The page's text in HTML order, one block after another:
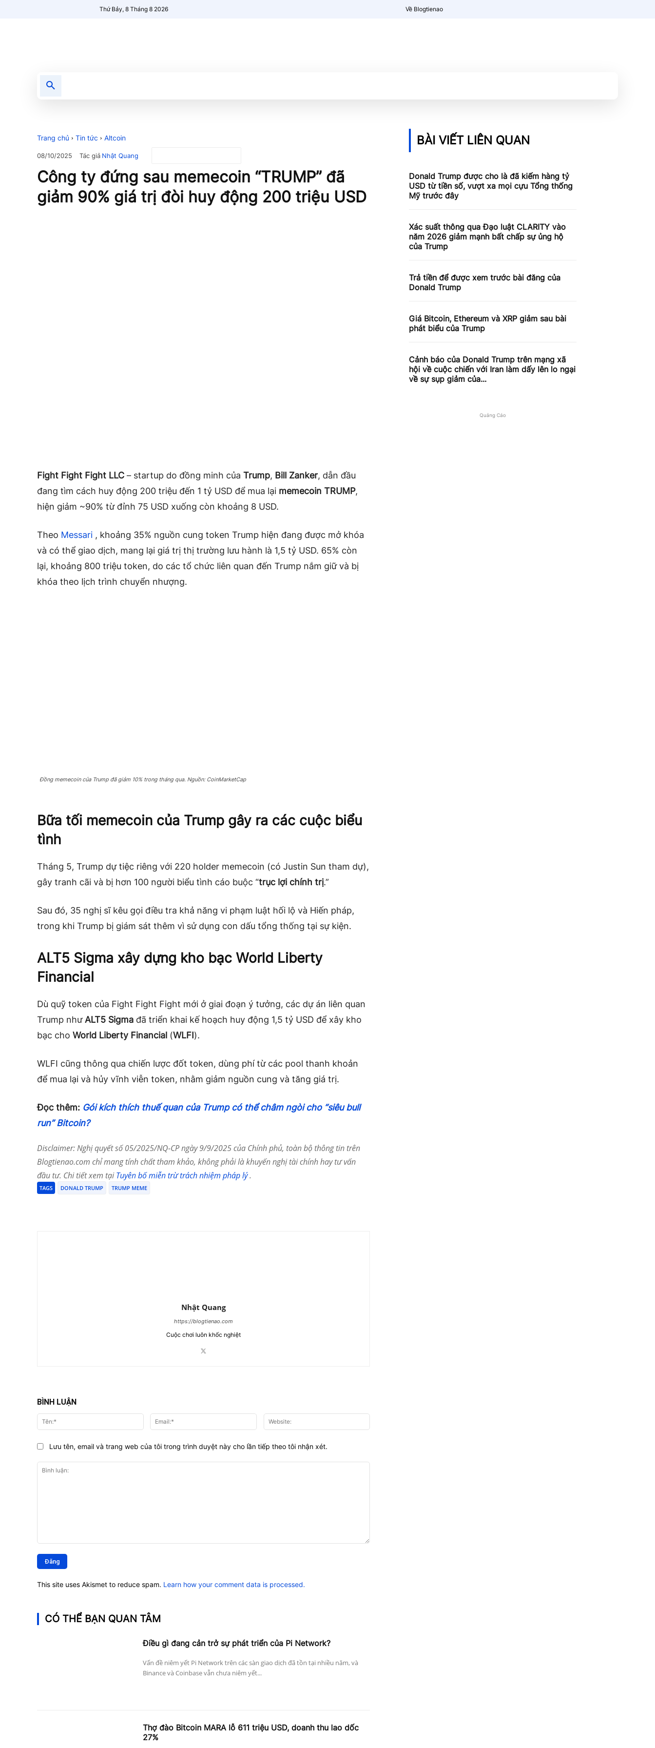
Thứ Bảy, 8 Tháng 8 2026 Về Blogtienao
Trang chủ Tin tức Altcoin
08/10/2025 Tác giả Nhật Quang
Công ty đứng sau memecoin “TRUMP” đã
giảm 90% giá trị đòi huy động 200 triệu USD
Fight Fight Fight LLC – startup do đồng minh của Trump, Bill Zanker, dẫn đầu
đang tìm cách huy động 200 triệu đến 1 tỷ USD để mua lại memecoin TRUMP,
hiện giảm ~90% từ đỉnh 75 USD xuống còn khoảng 8 USD.
Theo Messari , khoảng 35% nguồn cung token Trump hiện đang được mở khóa
và có thể giao dịch, mang lại giá trị thị trường lưu hành là 1,5 tỷ USD. 65% còn
lại, khoảng 800 triệu token, do các tổ chức liên quan đến Trump nắm giữ và bị
khóa theo lịch trình chuyển nhượng.
Đồng memecoin của Trump đã giảm 10% trong tháng qua. Nguồn: CoinMarketCap
Bữa tối memecoin của Trump gây ra các cuộc biểu
tình
Tháng 5, Trump dự tiệc riêng với 220 holder memecoin (có Justin Sun tham dự),
gây tranh cãi và bị hơn 100 người biểu tình cáo buộc “trục lợi chính trị.”
Sau đó, 35 nghị sĩ kêu gọi điều tra khả năng vi phạm luật hối lộ và Hiến pháp,
trong khi Trump bị giám sát thêm vì sử dụng con dấu tổng thống tại sự kiện.
ALT5 Sigma xây dựng kho bạc World Liberty
Financial
Dù quỹ token của Fight Fight Fight mới ở giai đoạn ý tưởng, các dự án liên quan
Trump nhưALT5 Sigma đã triển khai kế hoạch huy động 1,5 tỷ USD để xây kho
bạc cho World Liberty Financial (WLFI).
WLFI cũng thông qua chiến lược đốt token, dùng phí từ các pool thanh khoản
để mua lại và hủy vĩnh viễn token, nhằm giảm nguồn cung và tăng giá trị.
Đọc thêm: Gói kích thích thuế quan của Trump có thể châm ngòi cho “siêu bull
run” Bitcoin?
Disclaimer: Nghị quyết số 05/2025/NQ-CP ngày 9/9/2025 của Chính phủ, toàn bộ thông tin trên
Blogtienao.com chỉ mang tính chất tham khảo, không phải là khuyến nghị tài chính hay tư vấn
đầu tư. Chi tiết xem tạiTuyên bố miễn trừ trách nhiệm pháp lý.
TAGS DONALD TRUMP TRUMP MEME
Nhật Quang
https://blogtienao.com
Cuộc chơi luôn khốc nghiệt
BÌNH LUẬN
luận:
Tên:* Email:*
Lưu tên, email và trang web của tôi trong trình duyệt này cho lần tiếp theo tôi nhận xét.
This site uses Akismet to reduce spam. Learn how your comment data is processed.
CÓ THỂ BẠN QUAN TÂM
Điều gì đang cản trở sự phát triển của Pi Network?
Vấn đề niêm yết Pi Network trên các sàn giao dịch đã tồn tại nhiều năm, và
Binance và Coinbase vẫn chưa niêm yết...
Thợ đào Bitcoin MARA lỗ 611 triệu USD, doanh thu lao dốc
27%
BÀI VIẾT LIÊN QUAN
Donald Trump được cho là đã kiếm hàng tỷ
USD từ tiền số, vượt xa mọi cựu Tổng thống
Mỹ trước đây
Xác suất thông qua Đạo luật CLARITY vào
năm 2026 giảm mạnh bất chấp sự ủng hộ
của Trump
Trả tiền để được xem trước bài đăng của
Donald Trump
Giá Bitcoin, Ethereum và XRP giảm sau bài
phát biểu của Trump
Cảnh báo của Donald Trump trên mạng xã
hội về cuộc chiến với Iran làm dấy lên lo ngại
về sự sụp giảm của...
Quảng Cáo